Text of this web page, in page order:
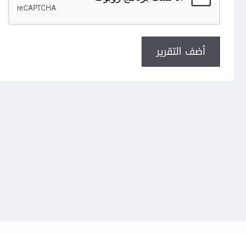
أضف التقرير